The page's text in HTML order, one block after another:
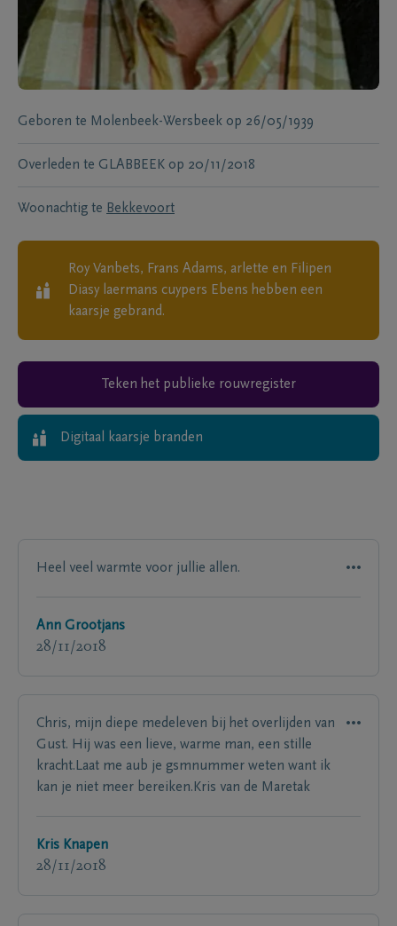
Geboren te Molenbeek-Wersbeek op 26/05/1939
Overleden te GLABBEEK op 20/11/2018
Woonachtig te Bekkevoort
Roy Vanbets, Frans Adams, arlette en Filipen
Diasy laermans cuypers Ebens hebben een
kaarsje gebrand.
Teken het publieke rouwregister
Digitaal kaarsje branden
Heel veel warmte voor jullie allen.
Ann Grootjans
28/11/2018
Chris, mijn diepe medeleven bij het overlijden van
Gust. Hij was een lieve, warme man, een stille
kracht.Laat me aub je gsmnummer weten want ik
kan je niet meer bereiken.Kris van de Maretak
Kris Knapen
28/11/2018